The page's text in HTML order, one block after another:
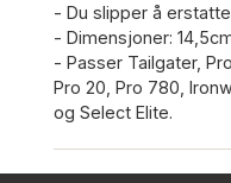
- Du slipper å
- Dimensjoner:
- Passer Tailgater,
Pro 20, Pro 780,
og Select Elite.